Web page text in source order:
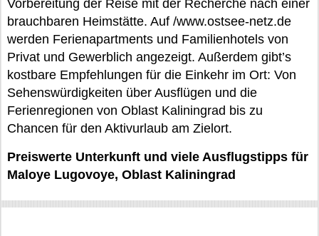
Vorbereitung der Reise mit der Recherche nach einer
brauchbaren Heimstätte. Auf /www.ostsee-netz.de
werden Ferienapartments und Familienhotels von
Privat und Gewerblich angezeigt. Außerdem gibt’s
kostbare Empfehlungen für die Einkehr im Ort: Von
Sehenswürdigkeiten über Ausflügen und die
Ferienregionen von Oblast Kaliningrad bis zu
Chancen für den Aktivurlaub am Zielort.
Preiswerte Unterkunft und viele Ausflugstipps für
Maloye Lugovoye, Oblast Kaliningrad